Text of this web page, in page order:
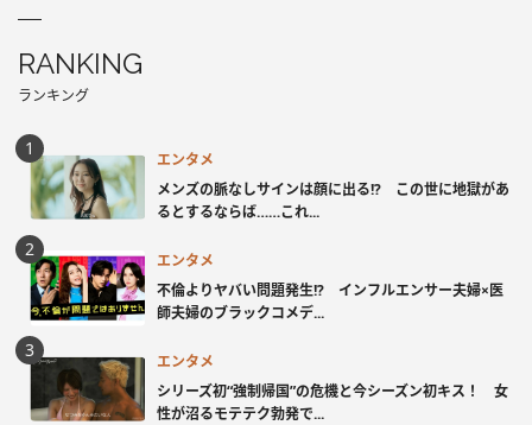
RANKING
ランキング
エンタメ
メンズの脈なしサインは顔に出る!? この世に地獄があ
るとするならば……これ...
エンタメ
不倫よりヤバい問題発生!? インフルエンサー夫婦×医
師夫婦のブラックコメデ...
エンタメ
シリーズ初“強制帰国”の危機と今シーズン初キス！ 女
性が沼るモテテク勃発で...